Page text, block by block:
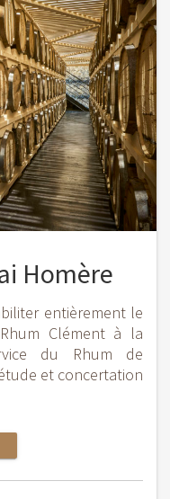
Homère
entièrement le
Clément à la
du Rhum de
et concertation